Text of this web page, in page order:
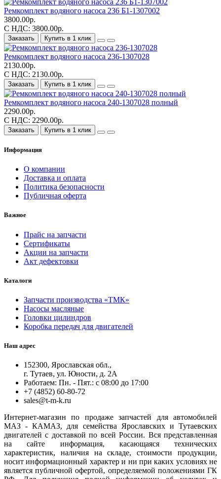
Ремкомплект водяного насоса 236 Б1-1307002
3800.00р.
С НДС: 3800.00р.
Заказать Купить в 1 клик
Ремкомплект водяного насоса 236-1307028
2130.00р.
С НДС: 2130.00р.
Заказать Купить в 1 клик
Ремкомплект водяного насоса 240-1307028 полный
2290.00р.
С НДС: 2290.00р.
Заказать Купить в 1 клик
Информация
О компании
Доставка и оплата
Политика безопасности
Публичная оферта
Важное
Прайс на запчасти
Сертификаты
Акции на запчасти
Акт дефектовки
Каталоги
Запчасти производства «ТМК»
Насосы масляные
Головки цилиндров
Коробка передач для двигателей
Наш адрес
152300, Ярославская обл.,
г. Тутаев, ул. Юности, д. 2А
Работаем: Пн. - Пят.: с 08:00 до 17:00
+7 (4852) 60-80-72
sales@t-m-k.ru
Интернет-магазин по продаже запчастей для автомобилей
МАЗ - КАМАЗ, для семейства Ярославских и Тутаевских
двигателей с доставкой по всей России. Вся представленная
на сайте информация, касающаяся технических
характеристик, наличия на складе, стоимости продукции,
носит информационный характер и ни при каких условиях не
является публичной офертой, определяемой положениями ГК